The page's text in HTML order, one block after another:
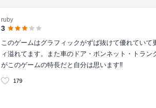
ruby
3
このゲームはグラフィックがずば抜けて優れてい
ィ溢れてます。また車のドア・ボンネット・トラ
がこのゲームの特長だと自分は思います‼︎
179